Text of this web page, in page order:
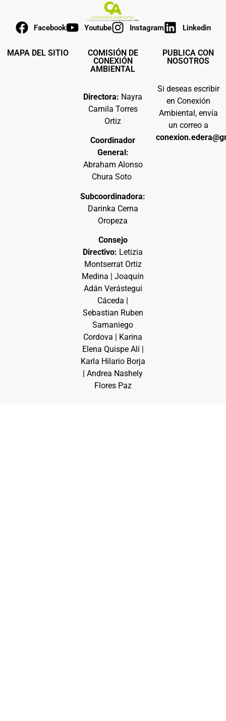
Facebook Youtube Instagram Linkedin
MAPA DEL SITIO
COMISIÓN DE
CONEXIÓN
AMBIENTAL
Directora: Nayra
Camila Torres
Ortiz
Coordinador
General:
Abraham Alonso
Chura Soto
Subcoordinadora:
Darinka Cerna
Oropeza
Consejo
Directivo: Letizia
Montserrat Ortiz
Medina | Joaquín
Adán Verástegui
Cáceda |
Sebastian Ruben
Samaniego
Cordova | Karina
Elena Quispe Alí |
Karla Hilario Borja
| Andrea Nashely
Flores Paz
PUBLICA CON
NOSOTROS
Si deseas escribir
en Conexión
Ambiental, envía
un correo a